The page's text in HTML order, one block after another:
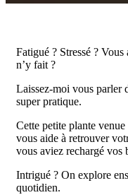
Fatigué ? Stressé ?
n’y fait ?
Laissez-moi vous parler
super pratique.
Cette petite plante
vous aide à retrouver
vous aviez rechargé vos
Intrigué ? On explore
quotidien.